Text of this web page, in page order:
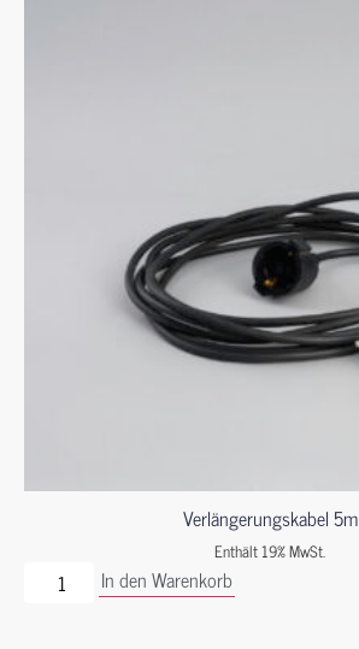
Verlängerungskabel 5m
Enthält 19% MwSt.
In den Warenkorb